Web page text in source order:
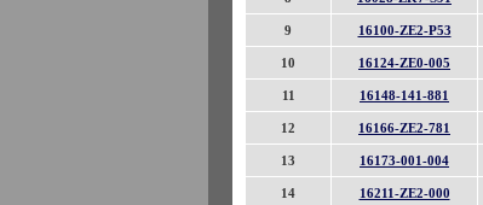
9 16100-ZE2-P53
10 16124-ZE0-005
11 16148-141-881
12 16166-ZE2-781
13 16173-001-004
14 16211-ZE2-000